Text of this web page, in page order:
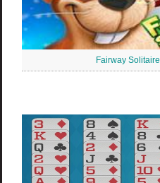
Fairway Solitaire